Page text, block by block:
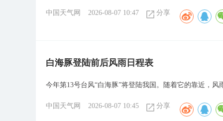
中国天气网 2026-08-07 10:47 分享
白海豚登陆前后风雨日程表
今年第13号台风“白海豚”将登陆我国。随着它的靠近，
中国天气网 2026-08-07 10:45 分享